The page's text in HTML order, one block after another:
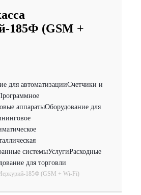
185Ф (GSM +
для автоматизацииСчетчики и
аппаратыОборудование для
системыУслугиРасходные
для торговли
185Ф (GSM + Wi-Fi)